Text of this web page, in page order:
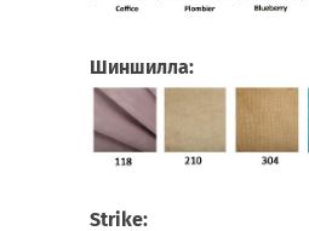
Шиншилла:
Strike: